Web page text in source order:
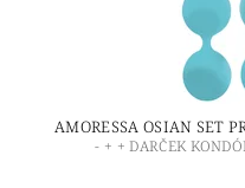
AMORESSA OSIAN SET
- + + DARČEK